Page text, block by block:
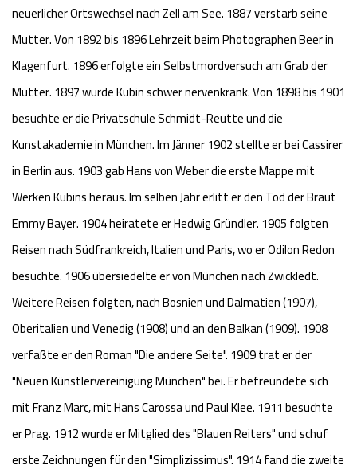
neuerlicher Ortswechsel nach Zell am See. 1887 verstarb seine
Mutter. Von 1892 bis 1896 Lehrzeit beim Photographen Beer in
Klagenfurt. 1896 erfolgte ein Selbstmordversuch am Grab der
Mutter. 1897 wurde Kubin schwer nervenkrank. Von 1898 bis 1901
besuchte er die Privatschule Schmidt-Reutte und die
Kunstakademie in München. Im Jänner 1902 stellte er bei Cassirer
in Berlin aus. 1903 gab Hans von Weber die erste Mappe mit
Werken Kubins heraus. Im selben Jahr erlitt er den Tod der Braut
Emmy Bayer. 1904 heiratete er Hedwig Gründler. 1905 folgten
Reisen nach Südfrankreich, Italien und Paris, wo er Odilon Redon
besuchte. 1906 übersiedelte er von München nach Zwickledt.
Weitere Reisen folgten, nach Bosnien und Dalmatien (1907),
Oberitalien und Venedig (1908) und an den Balkan (1909). 1908
verfaßte er den Roman "Die andere Seite". 1909 trat er der
"Neuen Künstlervereinigung München" bei. Er befreundete sich
mit Franz Marc, mit Hans Carossa und Paul Klee. 1911 besuchte
er Prag. 1912 wurde er Mitglied des "Blauen Reiters" und schuf
erste Zeichnungen für den "Simplizissimus". 1914 fand die zweite